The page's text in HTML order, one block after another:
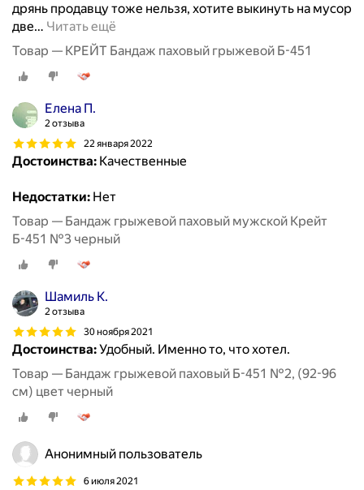
дрянь продавцу тоже нельзя, хотите выкинуть на мусор
две… Читать ещё
Товар — КРЕЙТ Бандаж паховый грыжевой Б-451
Елена П.
2 отзыва
22 января 2022
Достоинства: Качественные
Недостатки: Нет
Товар — Бандаж грыжевой паховый мужской Крейт
Б-451 №3 черный
Шамиль К.
2 отзыва
30 ноября 2021
Достоинства:Удобный. Именно то, что хотел.
Товар — Бандаж грыжевой паховый Б-451 №2, (92-96
см) цвет черный
Анонимный пользователь
6 июля 2021